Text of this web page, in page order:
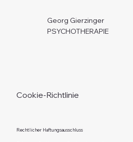
Georg Gierzinger
PSYCHOTHERAPIE
Cookie-Richtlinie
Rechtlicher Haftungsausschluss